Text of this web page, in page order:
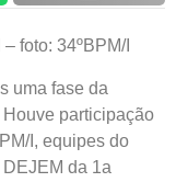
foto: 34ºBPM/I
uma fase da
participação
I, equipes do
da 1a